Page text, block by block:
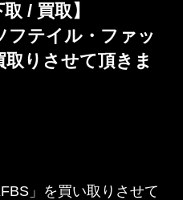
/ 買取】
フテイル・ファッ
取りさせて頂きま
」を買い取りさせて